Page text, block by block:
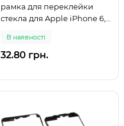
рамка для переклейки
стекла для Apple iPhone 6,
В наявності
32.80 грн.